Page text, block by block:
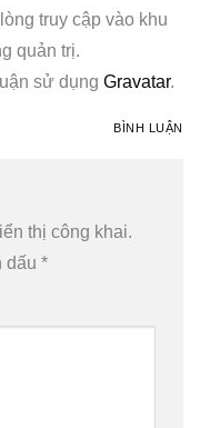
truy cập vào khu
quản trị.
sử dụng Gravatar.
BÌNH LUẬN
thị công khai.
dấu *